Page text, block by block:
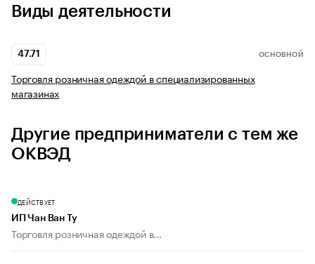
Виды деятельности
47.71 ОСНОВНОЙ
Торговля розничная одеждой в специализированных
магазинах
Другие предприниматели с тем же
ОКВЭД
ДЕЙСТВУЕТ
ИП Чан Ван Ту
Торговля розничная одеждой в...